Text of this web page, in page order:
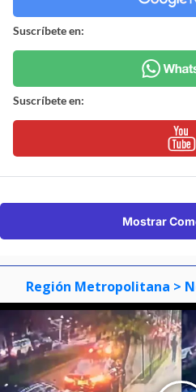
Suscríbete en:
Suscríbete en:
Mostrar
Región Metropolitana >